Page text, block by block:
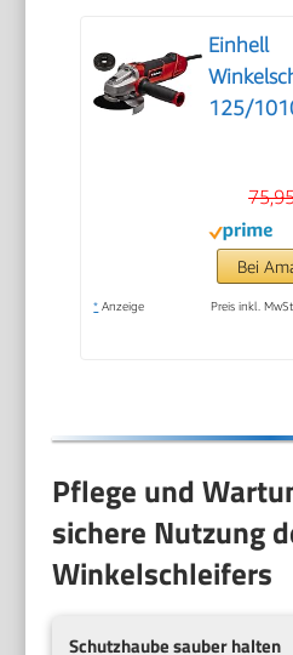
Einhell
125/
Bei
* Anzeige Preis inkl.
Pflege und
sichere Nutzung
Winkelschleifers
Schutzhaube sauber halten